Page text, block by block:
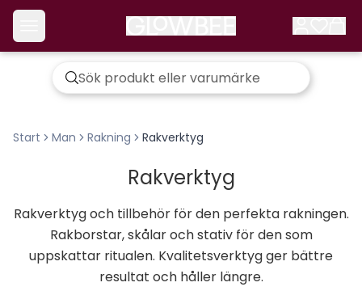
Start Man Rakning Rakverktyg
Rakverktyg
Rakverktyg och tillbehör för den perfekta rakningen.
Rakborstar, skålar och stativ för den som
uppskattar ritualen. Kvalitetsverktyg ger bättre
resultat och håller längre.